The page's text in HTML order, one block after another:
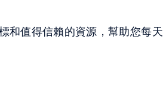
和值得信賴的資源，幫助您每天